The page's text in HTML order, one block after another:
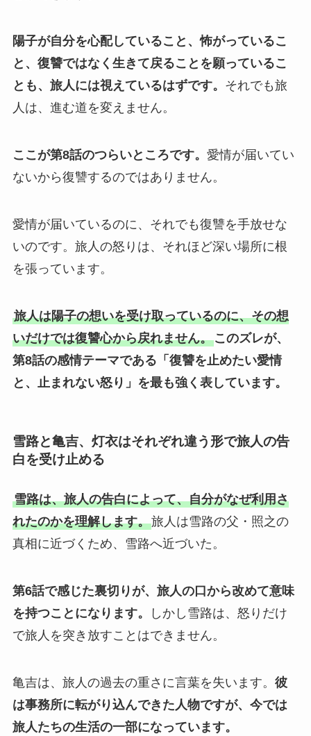
陽子が自分を心配していること、怖がっているこ
と、復讐ではなく生きて戻ることを願っているこ
とも、旅人には視えているはずです。 それでも旅
人は、進む道を変えません。
ここが第8話のつらいところです。 愛情が届いてい
ないから復讐するのではありません。
愛情が届いているのに、それでも復讐を手放せな
いのです。旅人の怒りは、それほど深い場所に根
を張っています。
旅人は陽子の想いを受け取っているのに、その想
いだけでは復讐心から戻れません。このズレが、
第8話の感情テーマである「復讐を止めたい愛情
と、止まれない怒り」を最も強く表しています。
雪路と亀吉、灯衣はそれぞれ違う形で旅人の告
白を受け止める
雪路は、旅人の告白によって、自分がなぜ利用さ
れたのかを理解します。旅人は雪路の父・照之の
真相に近づくため、雪路へ近づいた。
第6話で感じた裏切りが、旅人の口から改めて意味
を持つことになります。
しかし雪路は、怒りだけ
で旅人を突き放すことはできません。
亀吉は、旅人の過去の重さに言葉を失います。 彼
は事務所に転がり込んできた人物ですが、今では
旅人たちの生活の一部になっています。